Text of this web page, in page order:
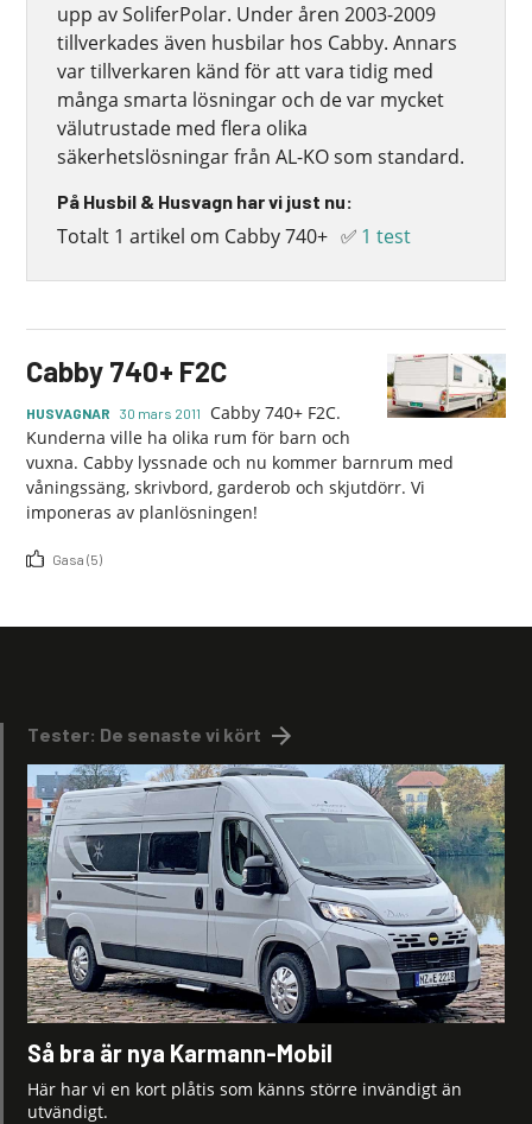
upp av SoliferPolar. Under åren 2003-2009
tillverkades även husbilar hos Cabby. Annars
var tillverkaren känd för att vara tidig med
många smarta lösningar och de var mycket
välutrustade med flera olika
säkerhetslösningar från AL-KO som standard.
På Husbil & Husvagn har vi just nu:
Totalt 1 artikel om Cabby 740+ ✅ 1 test
Cabby 740+ F2C
HUSVAGNAR 30 mars 2011
Cabby 740+ F2C.
Kunderna ville ha olika rum för barn och
vuxna. Cabby lyssnade och nu kommer barnrum med
våningssäng, skrivbord, garderob och skjutdörr. Vi
imponeras av planlösningen!
Gasa (5)
Tester: De senaste vi kört
Så bra är nya Karmann-Mobil
Här har vi en kort plåtis som känns större invändigt än
utvändigt.